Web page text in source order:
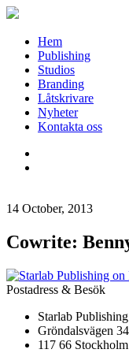
Hem
Publishing
Studios
Branding
Låtskrivare
Nyheter
Kontakta oss
14 October, 2013
Cowrite:
Postadress & Besök
Starlab Publishing
Gröndalsvägen 34
117 66 Stockholm